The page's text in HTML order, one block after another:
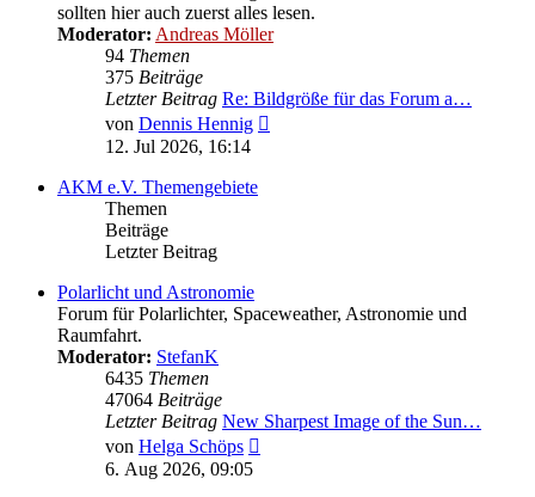
sollten hier auch zuerst alles lesen.
Moderator: Andreas Möller
94 Themen
375 Beiträge
Letzter Beitrag Re: Bildgröße für das Forum a…
von Dennis Hennig
12. Jul 2026, 16:14
AKM e.V. Themengebiete
Themen
Beiträge
Letzter Beitrag
Polarlicht und Astronomie
Forum für Polarlichter, Spaceweather, Astronomie und
Raumfahrt.
Moderator: StefanK
6435 Themen
47064 Beiträge
Letzter Beitrag New Sharpest Image of the Sun…
von Helga Schöps
6. Aug 2026, 09:05